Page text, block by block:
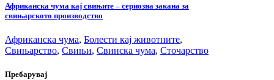
Африканска чума кај свињите – сериозна закана за
свињарското производство
Африканска чума, Болести кај животните,
Свињарство, Свињи, Свинска чума, Сточарство
Пребарувај